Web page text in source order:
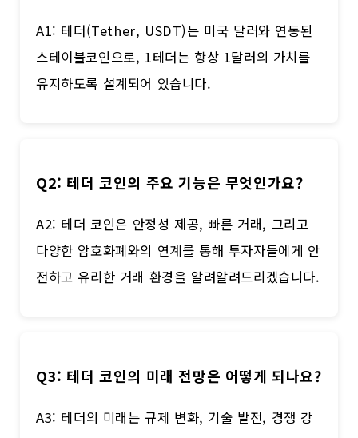
A1: 테더(Tether, USDT)는 미국 달러와 연동된
스테이블코인으로, 1테더는 항상 1달러의 가치를
유지하도록 설계되어 있습니다.
Q2: 테더 코인의 주요 기능은 무엇인가요?
A2: 테더 코인은 안정성 제공, 빠른 거래, 그리고
다양한 암호화폐와의 연계를 통해 투자자들에게 안
전하고 유리한 거래 환경을 알려알려드리겠습니다.
Q3: 테더 코인의 미래 전망은 어떻게 되나요?
A3: 테더의 미래는 규제 변화, 기술 발전, 경쟁 강